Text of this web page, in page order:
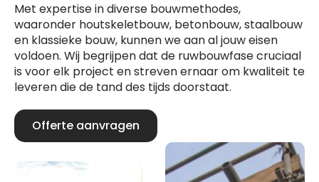
Met expertise in diverse bouwmethodes,
waaronder houtskeletbouw, betonbouw, staalbouw
en klassieke bouw, kunnen we aan al jouw eisen
voldoen. Wij begrijpen dat de ruwbouwfase cruciaal
is voor elk project en streven ernaar om kwaliteit te
leveren die de tand des tijds doorstaat.
Offerte aanvragen